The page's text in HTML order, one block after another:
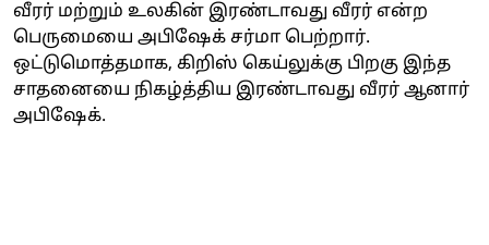
வீரர் மற்றும் உலகின் இரண்டாவது வீரர் என்ற
பெருமையை அபிஷேக் சர்மா பெற்றார்.
ஒட்டுமொத்தமாக, கிறிஸ் கெய்லுக்கு பிறகு இந்த
சாதனையை நிகழ்த்திய இரண்டாவது வீரர் ஆனார்
அபிஷேக்.